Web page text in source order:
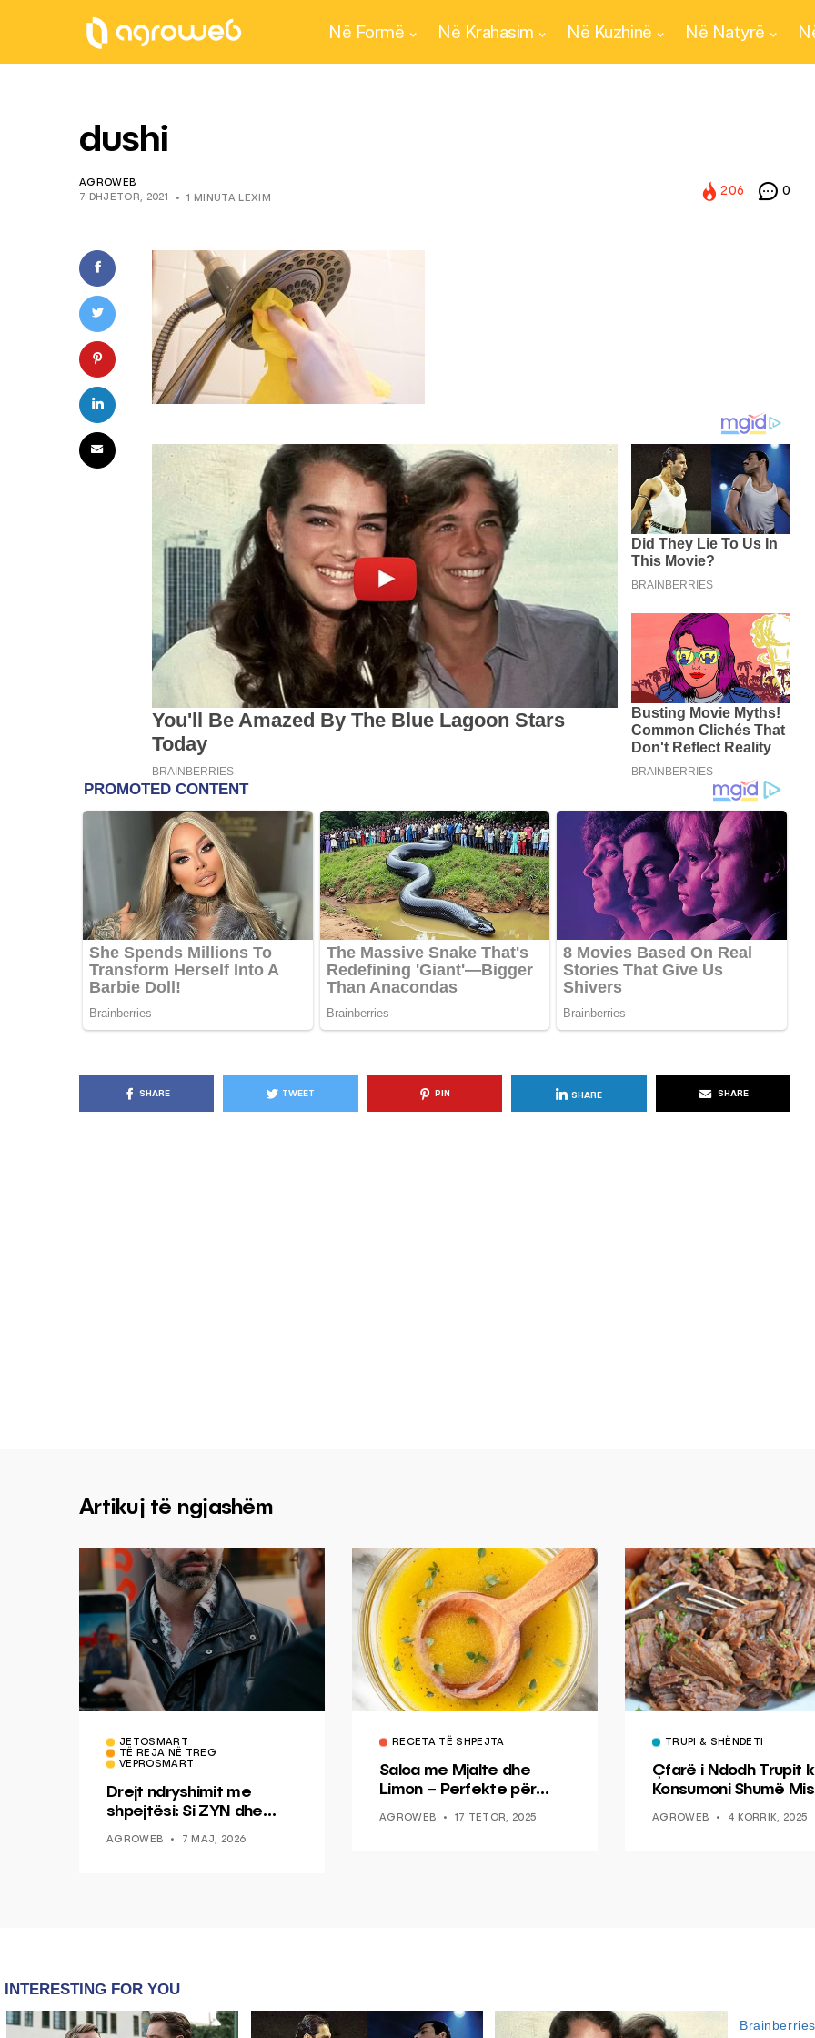
Në Formë Në Krahasim Në Kuzhinë Në Natyrë
dushi
AGROWEB
7 DHJETOR, 2021
1 MINUTA LEXIM
206 0
SHARE TWEET PIN SHARE SHARE
KËSHILLA & IDE
Pse Nuk Duhet të Përdorni
Letrën e Aluminit për Ruajtjen
e Ushqimeve
AGROWEB 7 QERSHOR, 2025
KËSHILLA & IDE
Rreziqet dhe Problemet që
Vijnë Nga Akulloret e
Vjetëruara
AGROWEB 10 QERSHOR, 2025
Artikuj të ngjashëm
JETOSMART
TË REJA NË TREG
VEPROSMART
Drejt ndryshimit me
shpejtësi: Si ZYN dhe
epokë të re pa tym
AGROWEB 7 MAJ, 2026
RECETA TË SHPEJTA
Salca me Mjalte dhe
Limon – Perfekte për
AGROWEB 17 TETOR, 2025
TRUPI & SHËNDETI
Çfarë i Ndodh Trupit
Konsumoni Shumë
AGROWEB 4 KORRIK, 2025